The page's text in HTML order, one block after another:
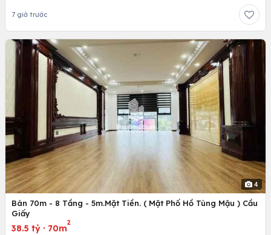
7 giờ trước
4
Bán 70m - 8 Tầng - 5m.Mặt Tiền. ( Mặt Phố Hồ Tùng Mậu ) Cầu
Giấy
38.5 tỷ · 70m
2